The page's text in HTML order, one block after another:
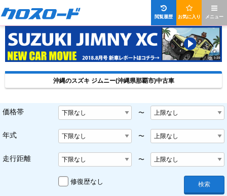
メニュー
お気に入り
閲覧履歴
沖縄のスズキ ジムニー(沖縄県那覇市)中古車
価格帯 〜
年式 〜
走行距離 〜
修復歴なし 検索